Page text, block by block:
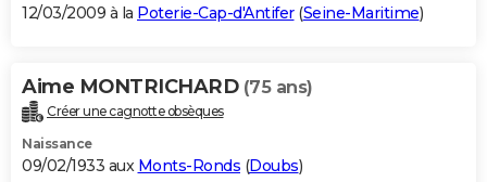
12/03/2009 à la Poterie-Cap-d'Antifer(Seine-Maritime)
Aime MONTRICHARD (75 ans)
Créer une cagnotte obsèques
Naissance
09/02/1933 aux Monts-Ronds (Doubs)